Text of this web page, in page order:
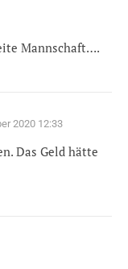
Mannschaft….
2020 12:33
Das Geld hätte